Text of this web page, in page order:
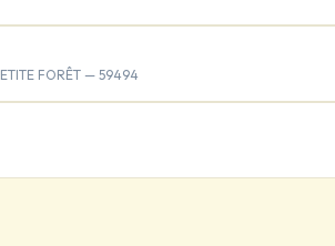
FORÊT — 59494